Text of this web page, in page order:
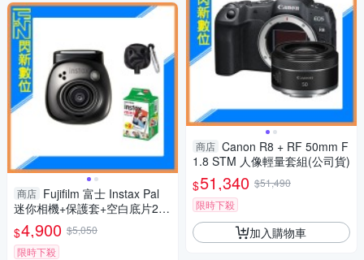
商店 Fujifilm 富士 Instax Pal
迷你相機+保護套+空白底片20
張(公司貨)寶石黑
$4,900 $5,050
限時下殺
商店 Canon R8 + RF 50mm F
1.8 STM 人像輕量套組(公司貨)
$51,340 $51,490
限時下殺
加入購物車